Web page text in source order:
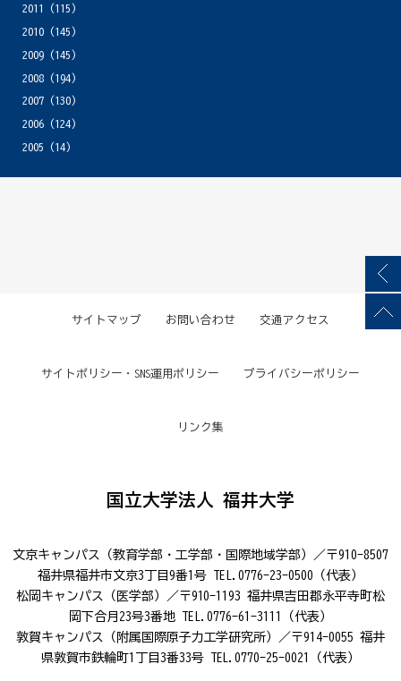
2011
(115)
2010(145)
2009(145)
2008(194)
2007(130)
2006(124)
2005 (14)
サイトマップ お問い合わせ 交通アクセス
サイトポリシー・SNS運用ポリシー プライバシーポリシー
リンク集
国立大学法人 福井大学
文京キャンパス（教育学部・工学部・国際地域学部）／〒910-8507
福井県福井市文京3丁目9番1号 TEL.0776-23-0500（代表）
松岡キャンパス（医学部）／〒910-1193 福井県吉田郡永平寺町松
岡下合月23号3番地 TEL.0776-61-3111（代表）
敦賀キャンパス（附属国際原子力工学研究所）／〒914-0055 福井
県敦賀市鉄輪町1丁目3番33号 TEL.0770-25-0021（代表）